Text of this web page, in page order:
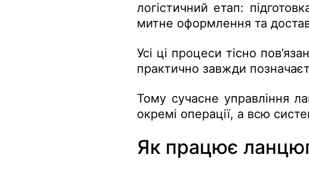
логістичний етап:
митне оформлення та
Усі ці процеси тісно
практично завжди
Тому сучасне управління
окремі операції, а всю
Як працює